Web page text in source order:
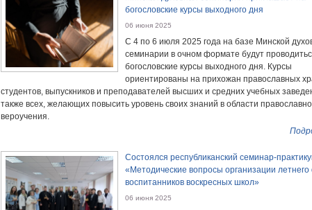
богословские курсы выходного дня
06 июня 2025
С 4 по 6 июля 2025 года на базе Минской
семинарии в очном формате будут
богословские курсы выходного дня. Курсы
ориентированы на прихожан православных
студентов, выпускников и преподавателей высших и средних учебных
также всех, желающих повысить уровень своих знаний в области
вероучения.
Состоялся республиканский семинар-
«Методические вопросы организации
воспитанников воскресных школ»
06 июня 2025